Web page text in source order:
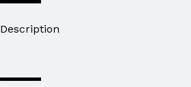
Description